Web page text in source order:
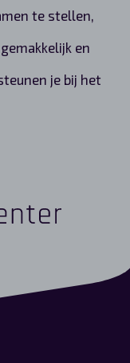
te stellen,
en
je bij het